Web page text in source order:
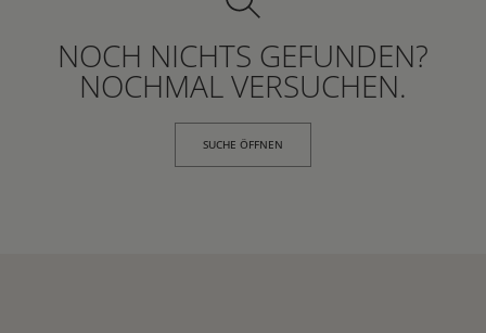
NOCH NICHTS GEFUNDEN?
NOCHMAL VERSUCHEN.
SUCHE ÖFFNEN